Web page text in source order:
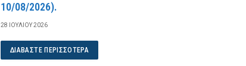
10/08/2026).
28 ΙΟΥΛΊΟΥ 2026
ΔΙΑΒΆΣΤΕ ΠΕΡΙΣΣΌΤΕΡΑ